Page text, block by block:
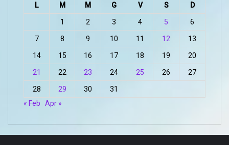
L M M G V S D
1 2 3 4 5 6
7 8 9 10 11 12 13
14 15 16 17 18 19 20
21 22 23 24 25 26 27
28 29 30
31
« Feb
Apr »